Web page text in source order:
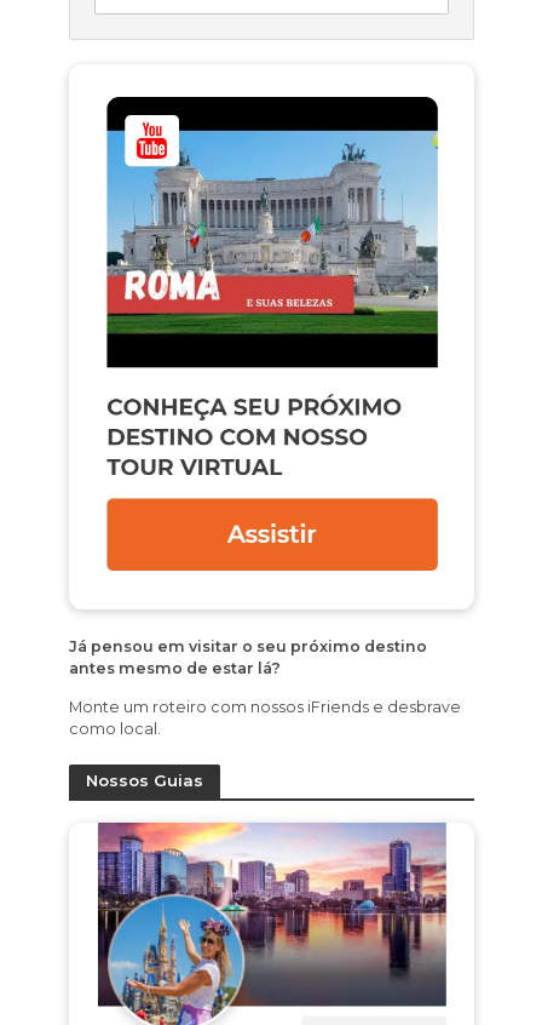
Já pensou em visitar o seu próximo destino
antes mesmo de estar lá?
Monte um roteiro com nossos iFriends e desbrave
como local.
Nossos Guias